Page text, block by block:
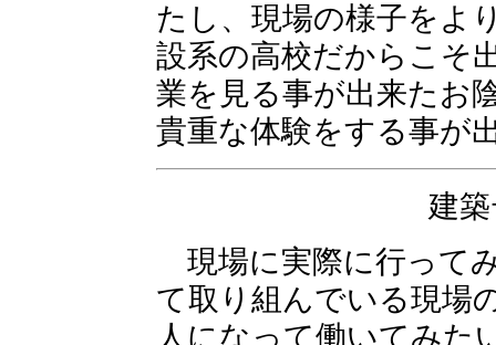
たし、現場の様子をよ
設系の高校だからこそ
業を見る事が出来たお
貴重な体験をする事が
建
現場に実際に行って
て取り組んでいる現場
人になって働いてみた